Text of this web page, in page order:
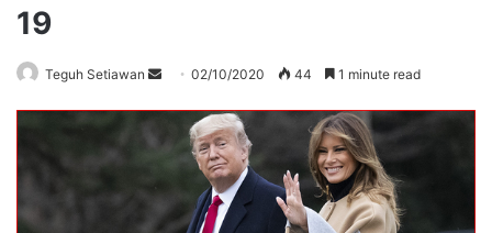
19
Teguh Setiawan
Send
email
02/10/2020 44 1 minute read